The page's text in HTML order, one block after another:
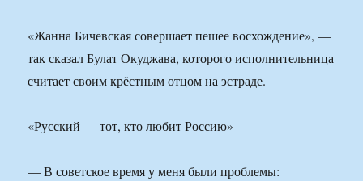
«Жанна Бичевская совершает пешее восхождение», —
так сказал Булат Окуджава, которого исполнительница
считает своим крёстным отцом на эстраде.
«Русский — тот, кто любит Россию»
— В советское время у меня были проблемы: